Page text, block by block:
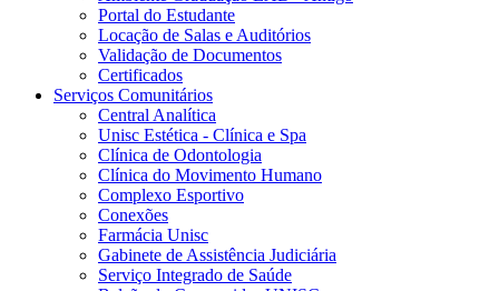
Portal do Estudante
Locação de Salas e Auditórios
Validação de Documentos
Certificados
Serviços Comunitários
Central Analítica
Unisc Estética - Clínica e Spa
Clínica de Odontologia
Clínica do Movimento Humano
Complexo Esportivo
Conexões
Farmácia Unisc
Gabinete de Assistência Judiciária
Serviço Integrado de Saúde